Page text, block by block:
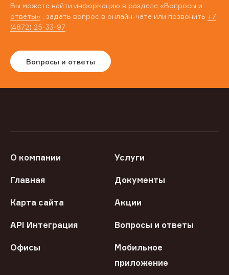
Вы можете найти информацию в разделе «Вопросы и
ответы» , задать вопрос в онлайн-чате или позвонить +7
(4872) 25-33-97
Вопросы и ответы
О компании Услуги
Главная Документы
Карта сайта Акции
API Интеграция Вопросы и ответы
Офисы
Мобильное
приложение